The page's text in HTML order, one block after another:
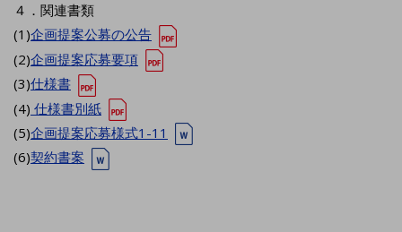
４．関連書類
(1)企画提案公募の公告
(2)企画提案応募要項
(3)仕様書
(4) 仕様書別紙
(5)企画提案応募様式1-11
(6)契約書案